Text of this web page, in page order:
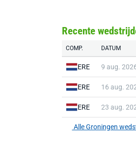
Recente
COMP. DATUM
ERE 9 aug.
ERE 16 aug.
ERE 23 aug.
Alle Groningen